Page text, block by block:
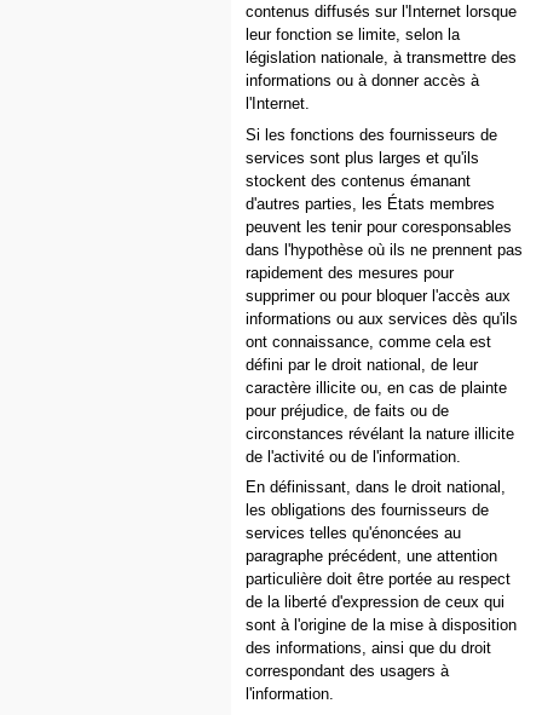
contenus diffusés sur l'Internet lorsque
leur fonction se limite, selon la
législation nationale, à transmettre des
informations ou à donner accès à
l'Internet.
Si les fonctions des fournisseurs de
services sont plus larges et qu'ils
stockent des contenus émanant
d'autres parties, les États membres
peuvent les tenir pour coresponsables
dans l'hypothèse où ils ne prennent pas
rapidement des mesures pour
supprimer ou pour bloquer l'accès aux
informations ou aux services dès qu'ils
ont connaissance, comme cela est
défini par le droit national, de leur
caractère illicite ou, en cas de plainte
pour préjudice, de faits ou de
circonstances révélant la nature illicite
de l'activité ou de l'information.
En définissant, dans le droit national,
les obligations des fournisseurs de
services telles qu'énoncées au
paragraphe précédent, une attention
particulière doit être portée au respect
de la liberté d'expression de ceux qui
sont à l'origine de la mise à disposition
des informations, ainsi que du droit
correspondant des usagers à
l'information.